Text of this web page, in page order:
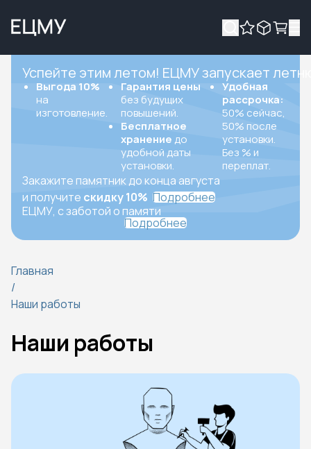
Успейте этим летом! ЕЦМУ запускает
Выгода 10%
на
изготовление.
Гарантия цены
без будущих
повышений.
Бесплатное
хранение до
удобной даты
установки.
Удобная
рассрочка:
50% сейчас,
50% после
установки.
Без % и
переплат.
Закажите памятник до конца августа
и получите скидку 10% Подробнее
ЕЦМУ, с заботой о памяти
Подробнее
Главная
/
Наши работы
Наши работы